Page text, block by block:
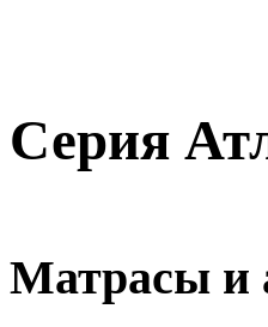
Серия
Матрасы и